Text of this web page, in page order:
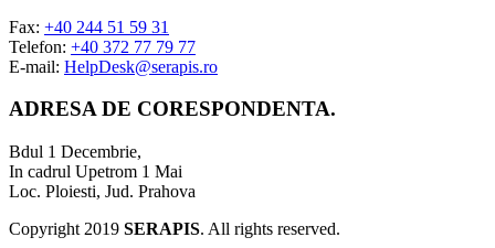
Fax: +40 244 51 59 31
Telefon: +40 372 77 79 77
E-mail: HelpDesk@serapis.ro
ADRESA DE CORESPONDENTA.
Bdul 1 Decembrie,
In cadrul Upetrom 1 Mai
Loc. Ploiesti, Jud. Prahova
Copyright 2019 SERAPIS. All rights reserved.